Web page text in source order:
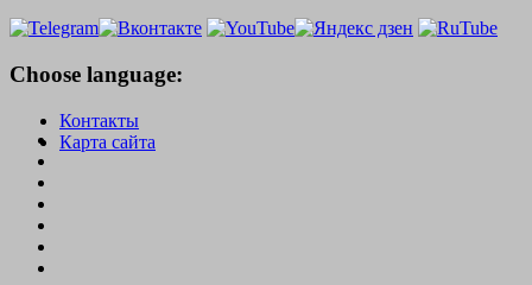
Choose language:
Контакты
Карта сайта